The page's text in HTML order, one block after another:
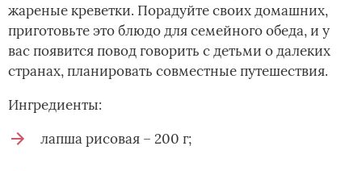
жареные креветки. Порадуйте своих домашних,
приготовьте это блюдо для семейного обеда, и у
вас появится повод говорить с детьми о далеких
странах, планировать совместные путешествия.
Ингредиенты:
лапша рисовая – 200 г;